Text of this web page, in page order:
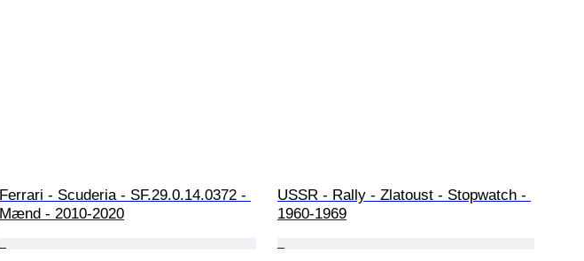
Ferrari - Scuderia - SF.29.0.14.0372 -
Mænd - 2010-2020
USSR - Rally - Zlatoust - Stopwatch -
1960-1969